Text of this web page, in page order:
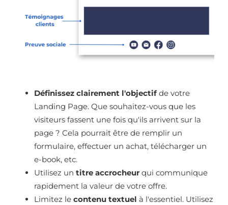
Définissez clairement l'objectif de votre
Landing Page. Que souhaitez-vous que les
visiteurs fassent une fois qu'ils arrivent sur la
page ? Cela pourrait être de remplir un
formulaire, effectuer un achat, télécharger un
e-book, etc.
Utilisez un titre accrocheur qui communique
rapidement la valeur de votre offre.
Limitez le contenu textuel à l'essentiel. Utilisez